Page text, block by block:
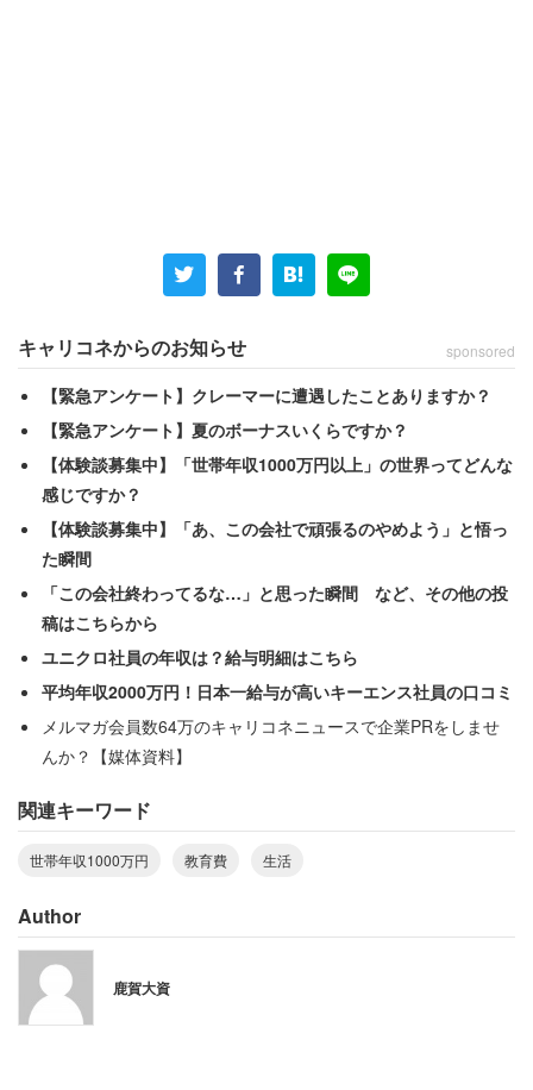
授業料は補助が出ない。夫婦別で生活するなら離婚
した方が、国から色々優遇されるのではないかと思
ってしまう。私が働きすぎると損なので、夫の扶養
範囲内で働こうか検討している」
「頑張っている者が損をする感じで悲しくな
ります」
大阪府の50代女性（世帯年収1100万円）も子ども3人で、
夫が単身赴任中。子どもは高校生が1人と中学生が2人い
て、「食べ盛りで、とても大変です」という。また自身の
収入を増やすと、奨学金が借りられなくなることから「扶
養範囲で」パート勤務をしているという。
「世帯収入は1000万円を超えていますが 二重生活で
とても苦しいです。児童手当もなく高校授業料無償
化にも当てはまらず、頑張っている者が損をする感
じで悲しくなります」
キャリコネからのお知らせ sponsored
【緊急アンケート】クレーマーに遭遇したことありますか？
【緊急アンケート】夏のボーナスいくらですか？
【体験談募集中】「世帯年収1000万円以上」の世界ってどんな
感じですか？
【体験談募集中】「あ、この会社で頑張るのやめよう」と悟っ
た瞬間
「この会社終わってるな…」と思った瞬間 など、その他の投
稿はこちらから
ユニクロ社員の年収は？給与明細はこちら
平均年収2000万円！日本一給与が高いキーエンス社員の口コミ
メルマガ会員数64万のキャリコネニュースで企業PRをしませ
んか？【媒体資料】
関連キーワード
世帯年収1000万円 教育費 生活
Author
鹿賀大資